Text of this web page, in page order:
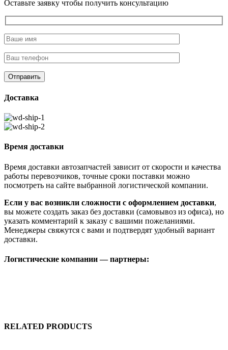
Оставьте заявку чтобы получить консультацию
Доставка
Время доставки
Время доставки автозапчастей зависит от скорости и качества
работы перевозчиков, точные сроки поставки можно
посмотреть на сайте выбранной логистической компании.
Если у вас возникли сложности с оформлением доставки,
вы можете создать заказ без доставки (самовывоз из офиса), но
указать комментарий к заказу с вашими пожеланиями.
Менеджеры свяжутся с вами и подтвердят удобный вариант
доставки.
Логистические компании — партнеры:
RELATED PRODUCTS